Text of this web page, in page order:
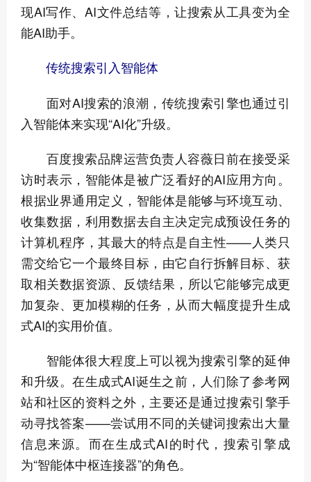
现AI写作、AI文件总结等，让搜索从工具变为全
能AI助手。
传统搜索引入智能体
面对AI搜索的浪潮，传统搜索引擎也通过引
入智能体来实现“AI化”升级。
百度搜索品牌运营负责人容薇日前在接受采
访时表示，智能体是被广泛看好的AI应用方向。
根据业界通用定义，智能体是能够与环境互动、
收集数据，利用数据去自主决定完成预设任务的
计算机程序，其最大的特点是自主性——人类只
需交给它一个最终目标，由它自行拆解目标、获
取相关数据资源、反馈结果，所以它能够完成更
加复杂、更加模糊的任务，从而大幅度提升生成
式AI的实用价值。
智能体很大程度上可以视为搜索引擎的延伸
和升级。在生成式AI诞生之前，人们除了参考网
站和社区的资料之外，主要还是通过搜索引擎手
动寻找答案——尝试用不同的关键词搜索出大量
信息来源。而在生成式AI的时代，搜索引擎成
为“智能体中枢连接器”的角色。